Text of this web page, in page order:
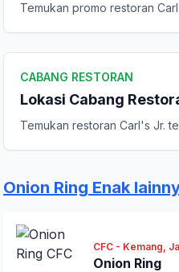
Temukan promo restoran
CABANG RESTORAN
Lokasi Cabang
Temukan restoran Carl's Jr.
Onion Ring Enak
CFC - Kemang,
Onion Ring